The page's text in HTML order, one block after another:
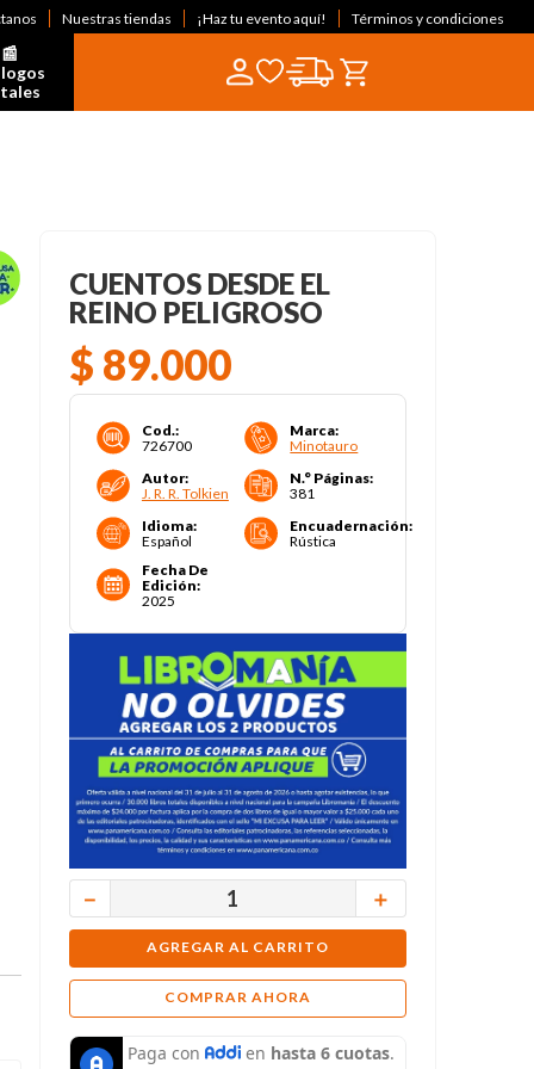
Nuestras tiendas ¡Haz tu evento aquí! Términos y condiciones
CUENTOS DESDE EL
REINO PELIGROSO
$ 89.000
Cod.:
726700
Marca:
Minotauro
Autor:
J. R. R. Tolkien
N.° Páginas:
381
Idioma:
Español
Encuadernación:
Rústica
Fecha De
Edición:
2025
＋
－
AGREGAR AL CARRITO
COMPRAR AHORA